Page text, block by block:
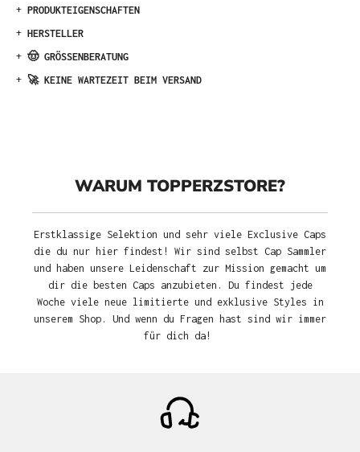
+ PRODUKTEIGENSCHAFTEN
+ HERSTELLER
+ 🤠 GRÖSSENBERATUNG
+ 🚀 KEINE WARTEZEIT BEIM VERSAND
WARUM TOPPERZSTORE?
Erstklassige Selektion und sehr viele Exclusive Caps
die du nur hier findest! Wir sind selbst Cap Sammler
und haben unsere Leidenschaft zur Mission gemacht um
dir die besten Caps anzubieten. Du findest jede
Woche viele neue limitierte und exklusive Styles in
unserem Shop. Und wenn du Fragen hast sind wir immer
für dich da!